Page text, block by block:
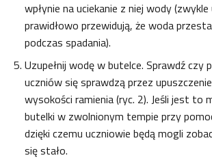
wpłynie na uciekanie z niej wody
prawidłowo przewidują, że woda
podczas spadania).
Uzupełnij wodę w butelce. Sprawdź czy
uczniów się sprawdzą przez
wysokości ramienia (ryc. 2). Jeśli jest to
butelki w zwolnionym tempie przy
dzięki czemu uczniowie będą mogli
się stało.